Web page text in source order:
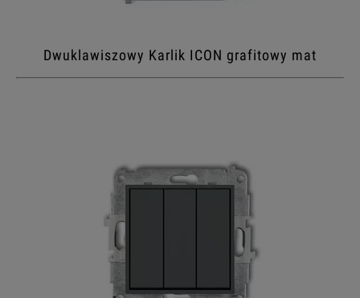
Dwuklawiszowy Karlik ICON grafitowy mat